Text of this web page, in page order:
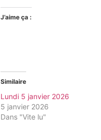
J’aime ça :
Similaire
Lundi 5 janvier 2026
5 janvier 2026
Dans "Vite lu"